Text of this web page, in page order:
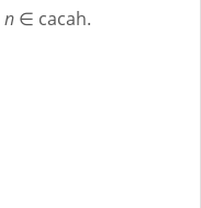
n ∈ cacah.